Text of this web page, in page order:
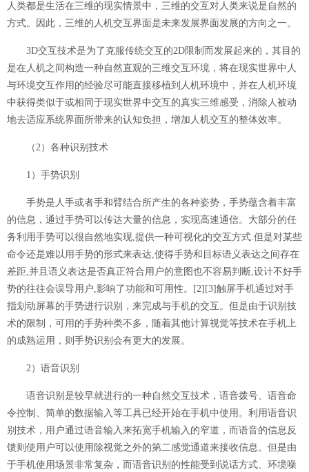
人类都是生活在三维的现实情景中，三维的交互对人类来说是自然的
方式。因此，三维的人机交互界面是未来发展界面发展的方向之一。
3D交互技术是为了克服传统交互的2D限制而发展起来的，其目的
是在人机之间构造一种自然直观的三维交互环境，将在现实世界中人
与环境交互作用的经验尽可能直接移植到人机环境中，并在人机环境
中获得类似于或相同于现实世界中交互的真实三维感受，消除人被动
地去适应系统界面所带来的认知负担，增加人机交互的整体效率。
（2）各种识别技术
1）手势识别
手势是人手或者手和臂结合所产生的各种姿势，手势蕴含着丰富
的信息，通过手势可以传达大量的信息，实现高速通信。大部分的任
务利用手势可以很自然地实现,提供一种可视化的交互方式.但是对某些
命令还是难以用手势的形式来表达,使得手势和目标语义表达之间存在
差距,并且语义表达是否真正符合用户的意图也不容易判断,设计不好手
势的往往会误导用户,影响了功能和可用性。
[2][3]触屏手机通过对手
指划动屏幕的手势进行识别，来完成与手机的交互。但是由于识别技
术的限制，可用的手势种类不多，随着其他计算视觉等技术在手机上
的成熟运用，则手势识别会有更大的发展。
2）语音识别
语音识别是较早就进行的一种自然交互技术，语音拨号、语音命
令控制、简单的数据输入等工具已经开始在手机中使用。利用语音识
别技术，用户通过语音输入来拓宽手机输入的窄道，而语音的信息反
馈则使用户可以使用除视觉之外的第二感觉通道来接收信息。但是由
于手机使用场景非常复杂，而语音识别的性能受到说话方式、环境噪